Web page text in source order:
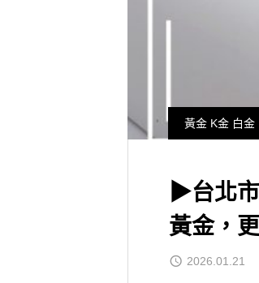
黃金 K金 白金
▶台北
黃金，
2026.01.21